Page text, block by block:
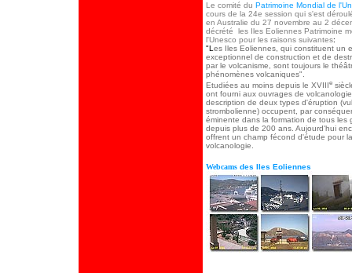
Le comité du Patrimoine Mondial de
cours de la 24e session qui s'est
en Australie du 27 novembre au 2
décrété les Iles Eoliennes Patrimoine
l'Unesco pour les raisons suivantes:
"L es Iles Eoliennes, qui constituent un
exceptionnel de construction et de
par le volcanisme, sont toujours le
phénomènes volcaniques".
Etudiées au moins depuis le XVIIIe
ont fourni aux ouvrages de
description de deux types d'éruption
strombolienne) occupent, par
éminente dans la formation de tous les
depuis plus de 200 ans. Aujourd'hui
offrent un champ fécond d'étude pour la
volcanologie.
Webcams des Iles Eoliennes